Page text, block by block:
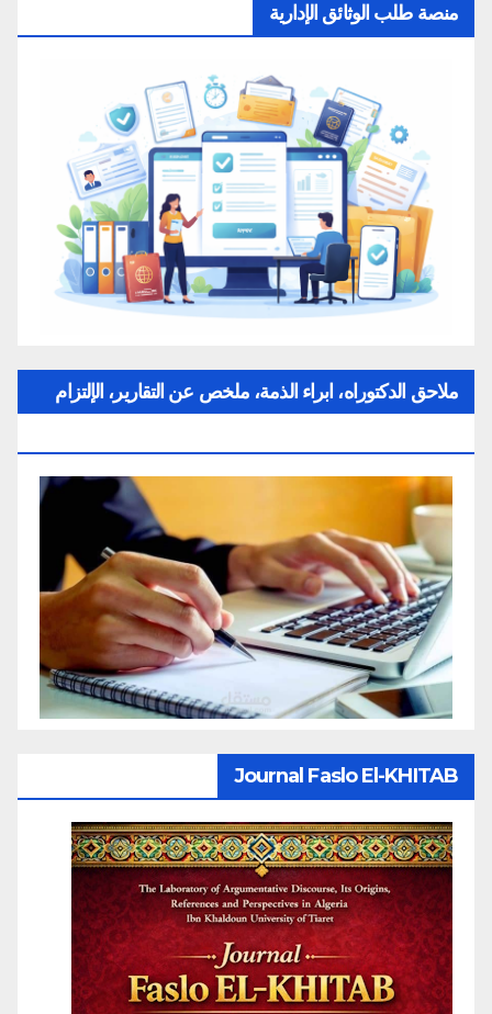
منصة طلب الوثائق الإدارية
ملاحق الدكتوراه، ابراء الذمة، ملخص عن التقارير، الإلتزام
Journal Faslo El-KHITAB